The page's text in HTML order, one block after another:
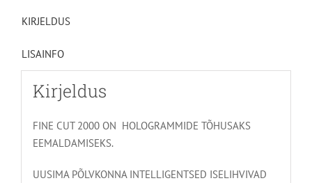
KIRJELDUS
LISAINFO
Kirjeldus
FINE CUT 2000 ON HOLOGRAMMIDE TÕHUSAKS
EEMALDAMISEKS.
UUSIMA PÕLVKONNA INTELLIGENTSED ISELIHVIVAD